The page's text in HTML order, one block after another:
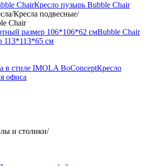
Кресло пузырь Bubble Chair
/Кресла подвесные/
Chair
размер 106*106*62 смBubble Chair
113*113*65 см
в стиле IMOLA BoConceptКресло
офиса
и столики/